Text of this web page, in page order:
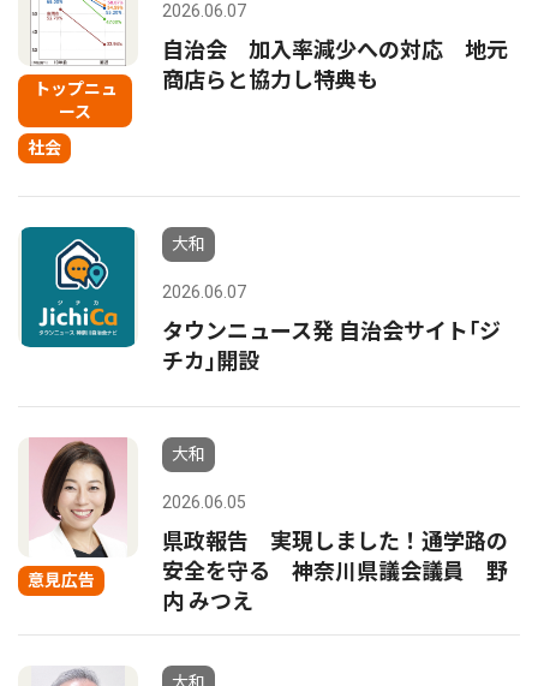
トップニュ
ース
社会
2026.06.07
自治会 加入率減少への対応 地元
商店らと協力し特典も
大和
2026.06.07
タウンニュース発 自治会サイト｢ジ
チカ｣開設
意見広告
大和
2026.06.05
県政報告 実現しました！通学路の
安全を守る 神奈川県議会議員 野
内 みつえ